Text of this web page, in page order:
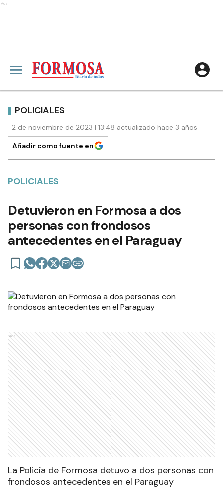
Ads
POLICIALES
2 de noviembre de 2023 | 13:48 actualizado hace 3 años
Añadir como fuente en
POLICIALES
Detuvieron en Formosa a dos
personas con frondosos
antecedentes en el Paraguay
Ads
La Policía de Formosa detuvo a dos personas con
frondosos antecedentes en el Paraguay